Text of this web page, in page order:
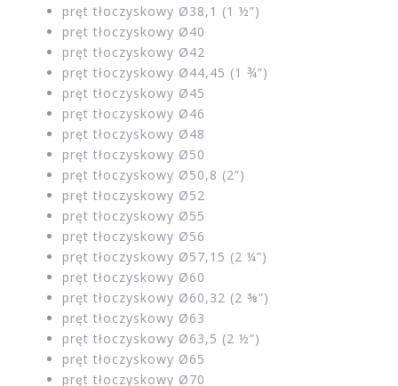
pręt tłoczyskowy Ø38,1 (1 ½”)
pręt tłoczyskowy Ø40
pręt tłoczyskowy Ø42
pręt tłoczyskowy Ø44,45 (1 ¾”)
pręt tłoczyskowy Ø45
pręt tłoczyskowy Ø46
pręt tłoczyskowy Ø48
pręt tłoczyskowy Ø50
pręt tłoczyskowy Ø50,8 (2”)
pręt tłoczyskowy Ø52
pręt tłoczyskowy Ø55
pręt tłoczyskowy Ø56
pręt tłoczyskowy Ø57,15 (2 ¼”)
pręt tłoczyskowy Ø60
pręt tłoczyskowy Ø60,32 (2 ⅜”)
pręt tłoczyskowy Ø63
pręt tłoczyskowy Ø63,5 (2 ½”)
pręt tłoczyskowy Ø65
pręt tłoczyskowy Ø70